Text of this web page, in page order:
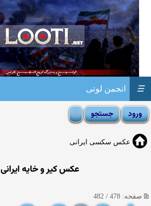
انجمن لوتی ☰
عکس سکسی ایرانی
عکس کیر و خایه ایرانی
صفحه: 478 / 482